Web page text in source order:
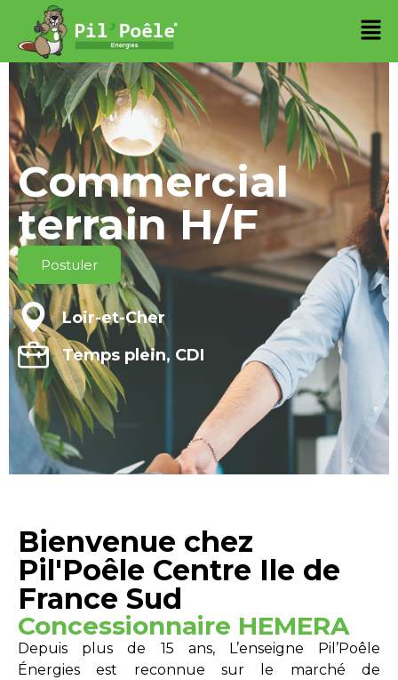
Commercial
terrain H/F
Postuler
Loir-et-Cher
Temps plein, CDI
Bienvenue chez
Pil'Poêle Centre Ile de
France Sud
Concessionnaire HEMERA
Depuis plus de 15 ans, L’enseigne Pil’Poêle
Énergies est reconnue sur le marché de